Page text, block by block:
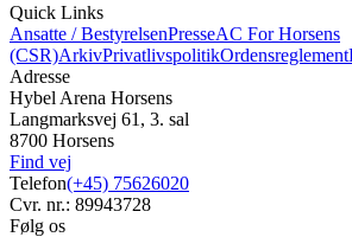
Quick Links
Ansatte / BestyrelsenPresseAC For Horsens
(CSR)ArkivPrivatlivspolitikOrdensreglement
Adresse
Hybel Arena Horsens
Langmarksvej 61, 3. sal
8700 Horsens
Find vej
Telefon(+45) 75626020
Cvr. nr.: 89943728
Følg os